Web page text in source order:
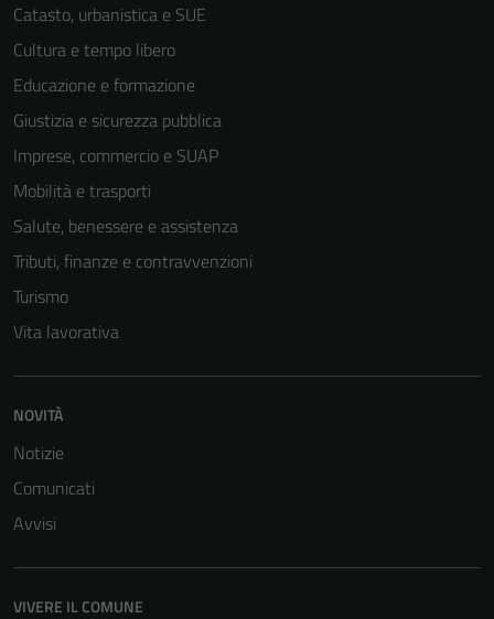
Catasto, urbanistica e SUE
Cultura e tempo libero
Educazione e formazione
Giustizia e sicurezza pubblica
Imprese, commercio e SUAP
Mobilità e trasporti
Salute, benessere e assistenza
Tributi, finanze e contravvenzioni
Turismo
Vita lavorativa
NOVITÀ
Notizie
Comunicati
Avvisi
VIVERE IL COMUNE